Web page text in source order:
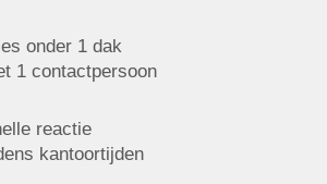
onder 1 dak
1 contactpersoon
reactie
kantoortijden